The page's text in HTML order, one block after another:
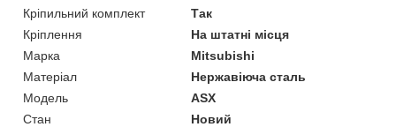
Кріпильний комплект
Так
Кріплення
На штатні місця
Марка
Mitsubishi
Матеріал
Нержавіюча сталь
Модель
ASX
Стан
Новий